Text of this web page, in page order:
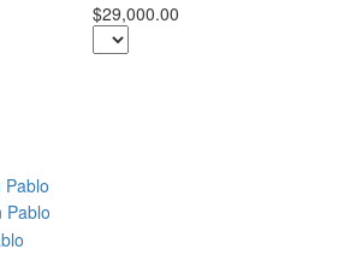
$29,000.00